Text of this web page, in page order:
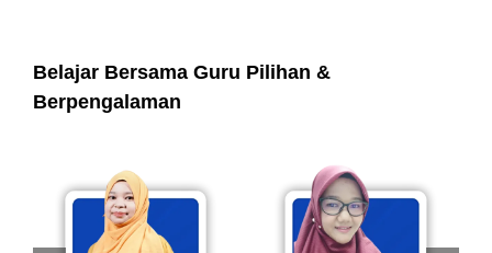
Belajar Bersama Guru Pilihan &
Berpengalaman